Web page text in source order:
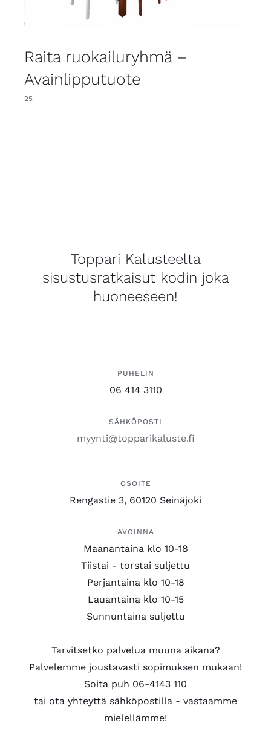
Raita ruokailuryhmä –
Avainlipputuote
25
Toppari Kalusteelta
sisustusratkaisut kodin joka
huoneeseen!
PUHELIN
06 414 3110
SÄHKÖPOSTI
myynti@topparikaluste.fi
OSOITE
Rengastie 3, 60120 Seinäjoki
AVOINNA
Maanantaina klo 10-18
Tiistai - torstai suljettu
Perjantaina klo 10-18
Lauantaina klo 10-15
Sunnuntaina suljettu
Tarvitsetko palvelua muuna aikana?
Palvelemme joustavasti sopimuksen mukaan!
Soita puh 06-4143 110
tai ota yhteyttä sähköpostilla - vastaamme
mielellämme!